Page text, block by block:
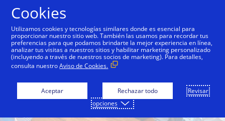
Aceptar Visa es rápido,
fácil y seguro
Cookies
Utilizamos cookies y tecnologías similares donde es esencial para
proporcionar nuestro sitio web. También las usamos para recordar tus
preferencias para que podamos brindarte la mejor experiencia en línea,
analizar tus visitas a nuestros sitios y habilitar marketing personalizado
(incluyendo a través de nuestros socios de marketing). Para detalles,
consulta nuestroAviso de Cookies.
Aceptar Rechazar todo
Revisar
opciones